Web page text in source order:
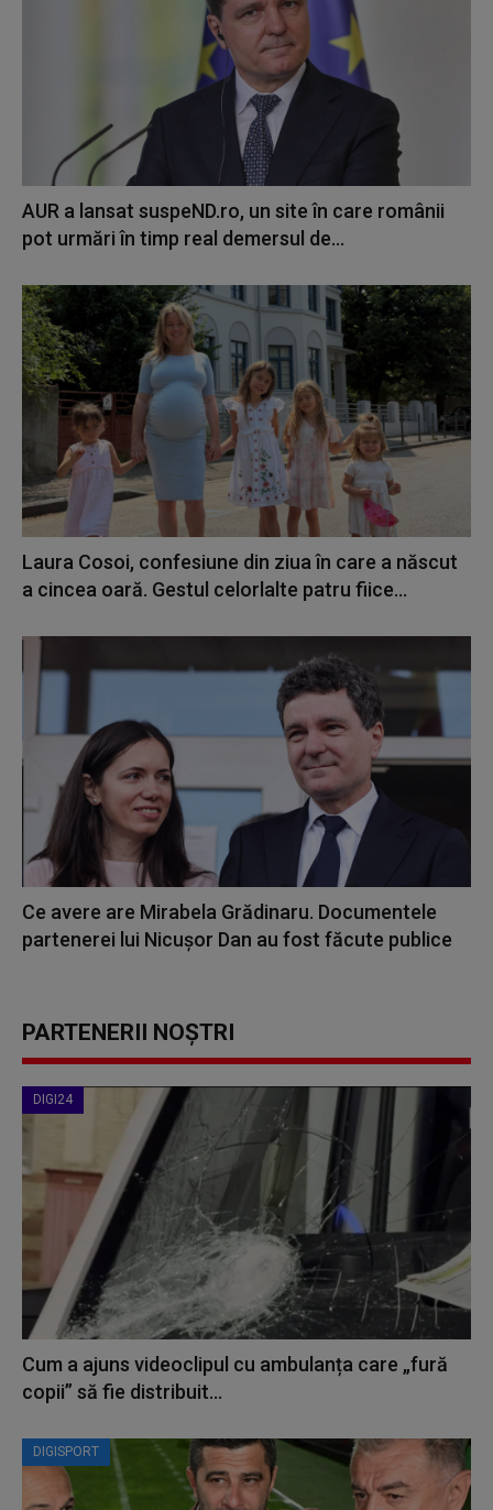
AUR a lansat suspeND.ro, un site în care românii
pot urmări în timp real demersul de...
Laura Cosoi, confesiune din ziua în care a născut
a cincea oară. Gestul celorlalte patru fiice...
Ce avere are Mirabela Grădinaru. Documentele
partenerei lui Nicușor Dan au fost făcute publice
PARTENERII NOȘTRI
DIGI24
Cum a ajuns videoclipul cu ambulanța care „fură
copii” să fie distribuit...
DIGISPORT